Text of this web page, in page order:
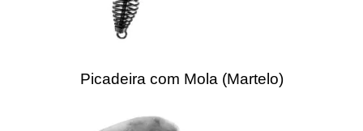
Picadeira com Mola (Martelo)